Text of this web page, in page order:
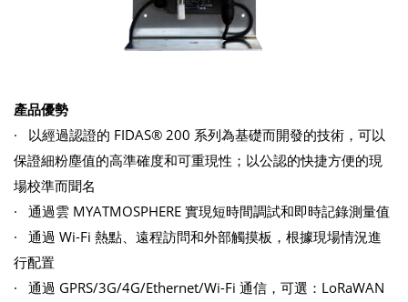
產品優勢
· 以經過認證的 FIDAS® 200 系列為基礎而開發的技術，可以
保證細粉塵值的高準確度和可重現性；以公認的快捷方便的現
場校準而聞名
· 通過雲 MYATMOSPHERE 實現短時間調試和即時記錄測量值
· 通過 Wi-Fi 熱點、遠程訪問和外部觸摸板，根據現場情況進
行配置
· 通過 GPRS/3G/4G/Ethernet/Wi-Fi 通信，可選：LoRaWAN